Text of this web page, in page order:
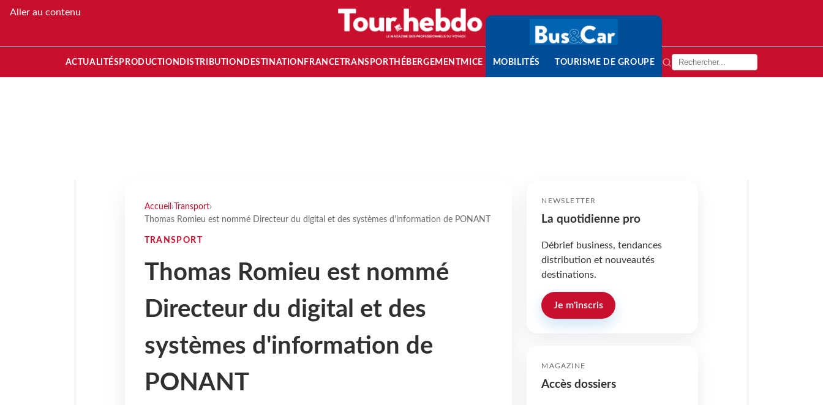
Aller au contenu
ACTUALITÉS PRODUCTION DISTRIBUTION DESTINATION FRANCETRANSPORT HÉBERGEMENTMICE MOBILITÉS TOURISME DE GROUPE
Accueil › Transport›
Thomas Romieu est nommé Directeur du digital et des systèmes d'information de PONANT
TRANSPORT
Thomas Romieu est nommé
Directeur du digital et des
systèmes d'information de
PONANT
NEWSLETTER
La quotidienne pro
Débrief business, tendances
distribution et nouveautés
destinations.
Je m'inscris
MAGAZINE
Accès dossiers